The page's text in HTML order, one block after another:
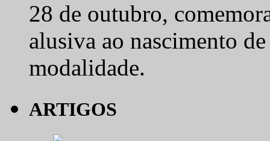
28 de outubro,
alusiva ao nascimento
modalidade.
ARTIGOS